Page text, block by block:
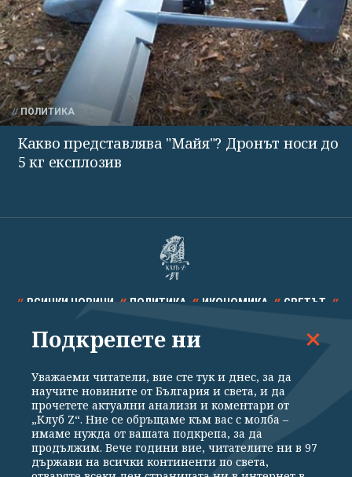
ПОЛИТИКА
Какво представлява "Майя"? Дронът носи до
5 кг експлозив
ВСИЧКИ НОВИНИ ПОЛИТИКА ИКОНОМИКА СВЕТЪТ
СПОРТ КУЛТУРА ТЕХНОЛОГИИ КАЛЕЙДОСКОП
Общи условия
Политика за поверителност
Подкрепете ни
Уважаеми читатели, вие сте тук и днес, за да
научите новините от България и света, и да
прочетете актуални анализи и коментари от
„Клуб Z“. Ние се обръщаме към вас с молба –
имаме нужда от вашата подкрепа, за да
продължим. Вече години вие, читателите ни в 97
държави на всички континенти по света,